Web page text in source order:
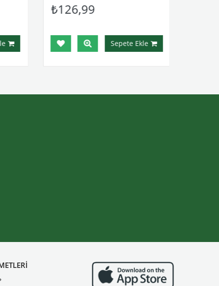
₺126,99
Sepete Ekle